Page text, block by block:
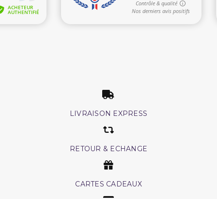
LIVRAISON EXPRESS
RETOUR & ECHANGE
CARTES CADEAUX